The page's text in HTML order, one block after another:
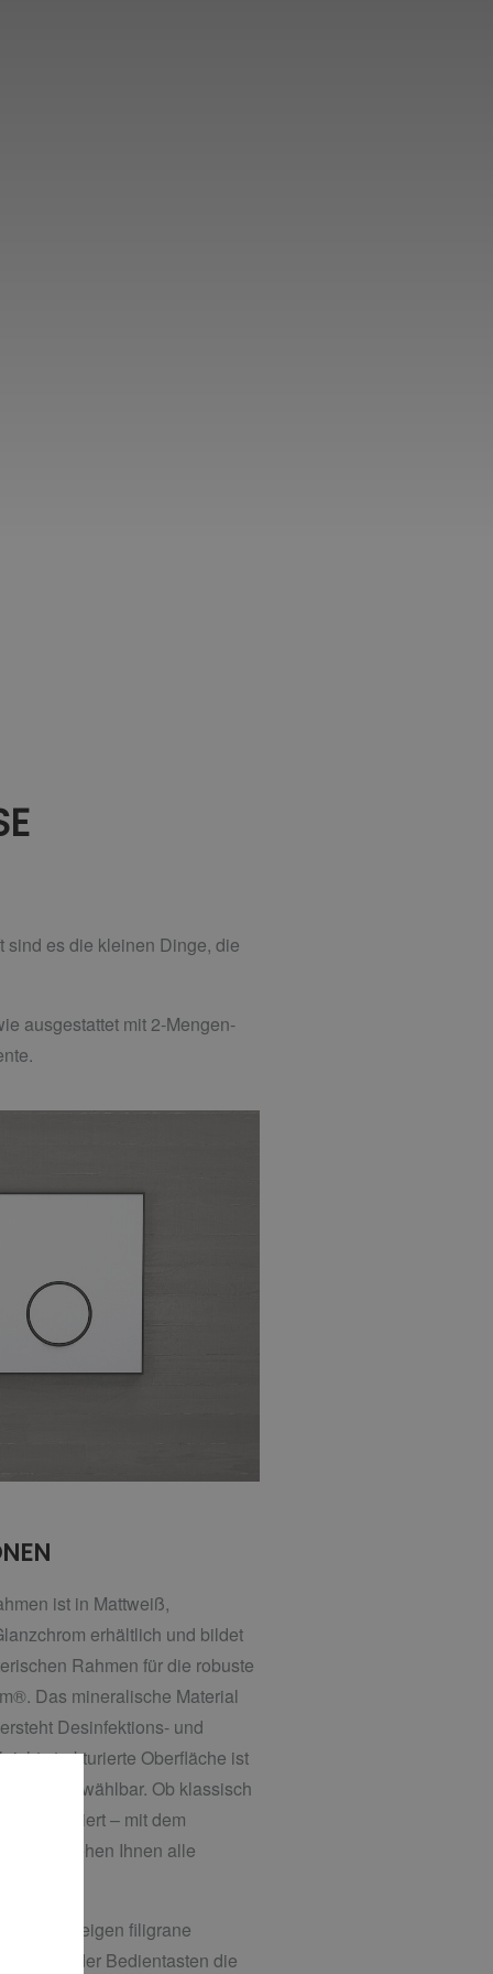
sind es die kleinen Dinge, die
ausgestattet mit 2-Mengen-
ist in Mattweiß,
erhältlich und bildet
Rahmen für die robuste
Das mineralische Material
Desinfektions- und
strukturierte Oberfläche ist
wählbar. Ob klassisch
kombiniert – mit dem
stehen Ihnen alle
Design zeigen filigrane
der Bedientasten die